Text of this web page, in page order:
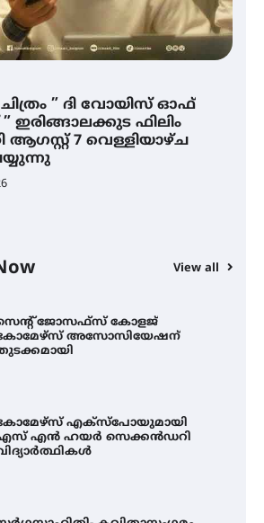
” ദി വോയിസ് ഓഫ്
ഇരിങ്ങാലക്കുട ഫിലിം
7 വെള്ളിയാഴ്ച
View all
മദ്രാസ്സിൽ നിന്നും
– ഇരിങ്ങാലക്കുട
ആതിര എം കെ യുടെ
പ്രതിസന്ധികളോട് പൊരുതി
ചിത്രം ” ദി വോയിസ്
ഹിന്ദ് റജബ് ” ഇരിങ്ങാലക്കുട
സൊസൈറ്റി ആഗസ്റ്റ് 7
സ്‌ക്രീൻ ചെയ്യുന്നു
എക്സ്പോയുമായി
എൻ ഹയർ സെക്കൻഡറി
സർഗ്ഗസാഹിതി- കവിതാസംഗമം
കവിതാ ചർച്ച കാട്ടൂർ, ടി. കെ.
ഹാളിൽ 16ന്